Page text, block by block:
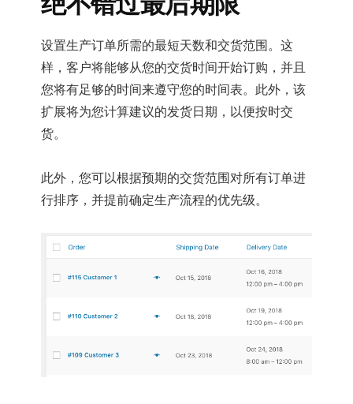
设置生产订单所需的最短天数和交货范围。这
样，客户将能够从您的交货时间开始订购，并且
您将有足够的时间来遵守您的时间表。此外，该
扩展将为您计算建议的发货日期，以便按时交
货。
此外，您可以根据预期的交货范围对所有订单进
行排序，并提前确定生产流程的优先级。